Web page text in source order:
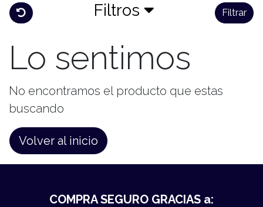
Filtros Filtrar
Lo sentimos
No encontramos el producto que estas
buscando
Volver al inicio
COMPRA SEGURO GRACIAS a: